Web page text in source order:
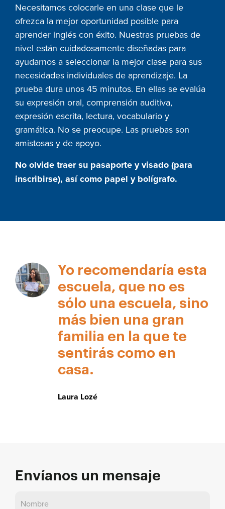
Necesitamos colocarle en una clase que le
ofrezca la mejor oportunidad posible para
aprender inglés con éxito. Nuestras pruebas de
nivel están cuidadosamente diseñadas para
ayudarnos a seleccionar la mejor clase para sus
necesidades individuales de aprendizaje. La
prueba dura unos 45 minutos. En ellas se evalúa
su expresión oral, comprensión auditiva,
expresión escrita, lectura, vocabulario y
gramática. No se preocupe. Las pruebas son
amistosas y de apoyo.
No olvide traer su pasaporte y visado (para
inscribirse), así como papel y bolígrafo.
Yo recomendaría esta
escuela, que no es
sólo una escuela, sino
más bien una gran
familia en la que te
sentirás como en
casa.
Laura Lozé
Envíanos un mensaje
Póngase